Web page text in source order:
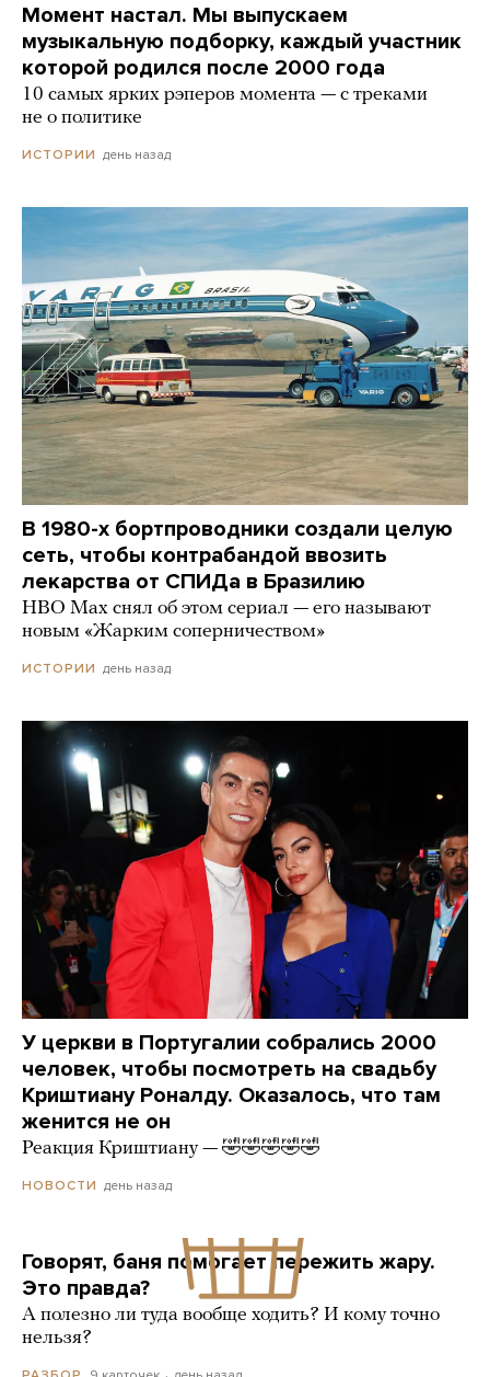
Момент настал. Мы выпускаем
музыкальную подборку, каждый участник
которой родился после 2000 года
10 самых ярких рэперов момента — с треками
не о политике
ИСТОРИИ день назад
В 1980-х бортпроводники создали целую
сеть, чтобы контрабандой ввозить
лекарства от СПИДа в Бразилию
HBO Max снял об этом сериал — его называют
новым «Жарким соперничеством»
ИСТОРИИ день назад
У церкви в Португалии собрались 2000
человек, чтобы посмотреть на свадьбу
Криштиану Роналду. Оказалось, что там
женится не он
Реакция Криштиану — 🤣🤣🤣🤣🤣
НОВОСТИ день назад
Говорят, баня помогает пережить жару.
Это правда?
А полезно ли туда вообще ходить? И кому точно
нельзя?